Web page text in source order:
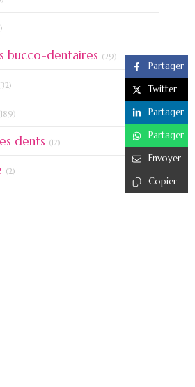
Partager
Twitter
Partager
Partager
Envoyer
Copier
bucco-dentaires (29)
dents (17)
(2)